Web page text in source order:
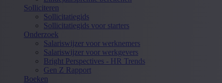
Solliciteren
Sollicitatiegids
Sollicitatiegids voor starters
Onderzoek
Salariswijzer voor werknemers
Salariswijzer voor werkgevers
Bright Perspectives - HR Trends
Gen Z Rapport
Boeken